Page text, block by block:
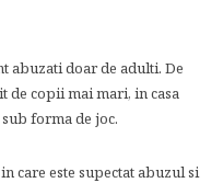
abuzati doar de adulti. De
de copii mai mari, in casa
forma de joc.
care este supectat abuzul si